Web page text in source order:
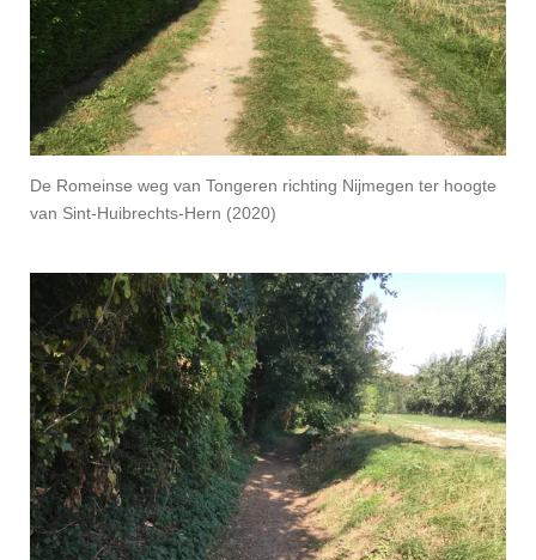
De Romeinse weg van Tongeren richting Nijmegen ter hoogte
van Sint-Huibrechts-Hern (2020)